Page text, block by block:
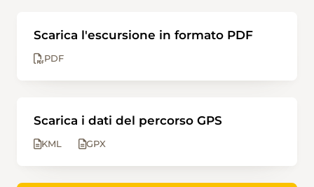
Scarica l'escursione in formato PDF
PDF
Scarica i dati del percorso GPS
KML GPX